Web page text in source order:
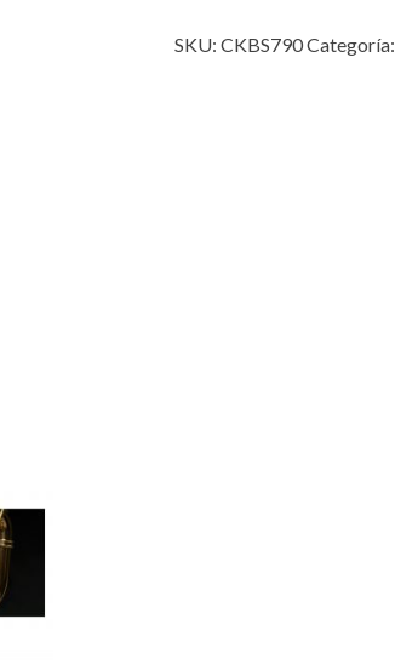
SKU: CKBS790Categoría: